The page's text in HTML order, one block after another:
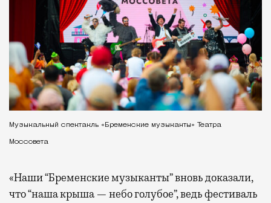
Музыкальный спектакль «Бременские музыканты» Театра
Моссовета
«Наши “Бременские музыканты” вновь доказали,
что “наша крыша — небо голубое”, ведь фестиваль